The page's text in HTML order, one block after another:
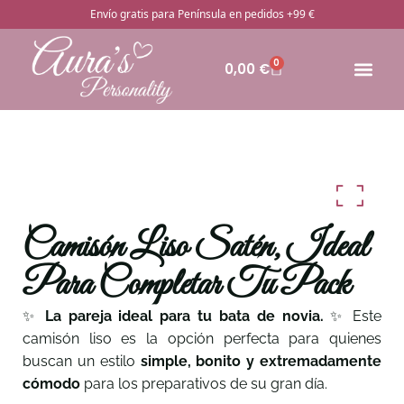
Envío gratis para Península en pedidos +99 €
0,00 € 0
Camisón Liso Satén, Ideal
Para Completar Tu Pack
✨ La pareja ideal para tu bata de novia. ✨ Este
camisón liso es la opción perfecta para quienes
buscan un estilo simple, bonito y extremadamente
cómodo para los preparativos de su gran día.